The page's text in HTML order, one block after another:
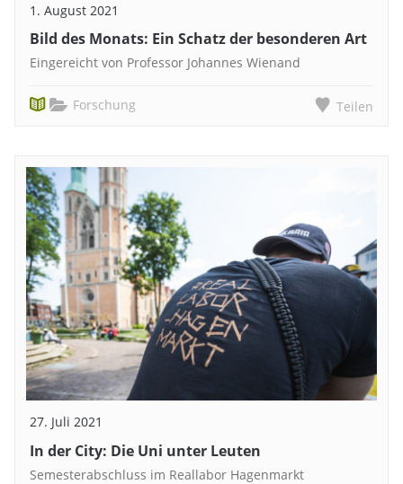
1. August 2021
Bild des Monats: Ein Schatz der besonderen Art
Eingereicht von Professor Johannes Wienand
Forschung Teilen
27. Juli 2021
In der City: Die Uni unter Leuten
Semesterabschluss im Reallabor Hagenmarkt